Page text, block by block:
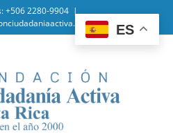
+506 2280-9904 |
ES